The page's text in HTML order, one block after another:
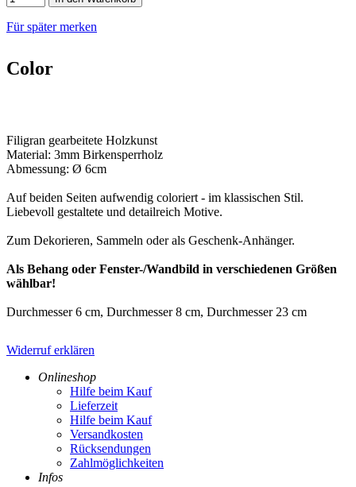
Für später merken
Color
Filigran gearbeitete Holzkunst
Material: 3mm Birkensperrholz
Abmessung: Ø 6cm
Auf beiden Seiten aufwendig coloriert - im klassischen Stil.
Liebevoll gestaltete und detailreich Motive.
Zum Dekorieren, Sammeln oder als Geschenk-Anhänger.
Als Behang oder Fenster-/Wandbild in verschiedenen Größen
wählbar!
Durchmesser 6 cm, Durchmesser 8 cm, Durchmesser 23 cm
Widerruf erklären
Onlineshop
Hilfe beim Kauf
Lieferzeit
Hilfe beim Kauf
Versandkosten
Rücksendungen
Zahlmöglichkeiten
Infos